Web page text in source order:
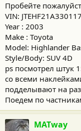
Пробейте
VIN:
Year : 2003
Make : Toyota
Model: Highlander
Style/Body: SUV 4D
ps посмотрел штук
со всеми
подделывают на
Поедем по
MATway